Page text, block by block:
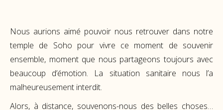
Nous aurions aimé pouvoir nous retrouver dans notre
temple de Soho pour vivre ce moment de souvenir
ensemble, moment que nous partageons toujours avec
beaucoup d’émotion. La situation sanitaire nous l’a
malheureusement interdit.
Alors, à distance, souvenons-nous des belles choses…